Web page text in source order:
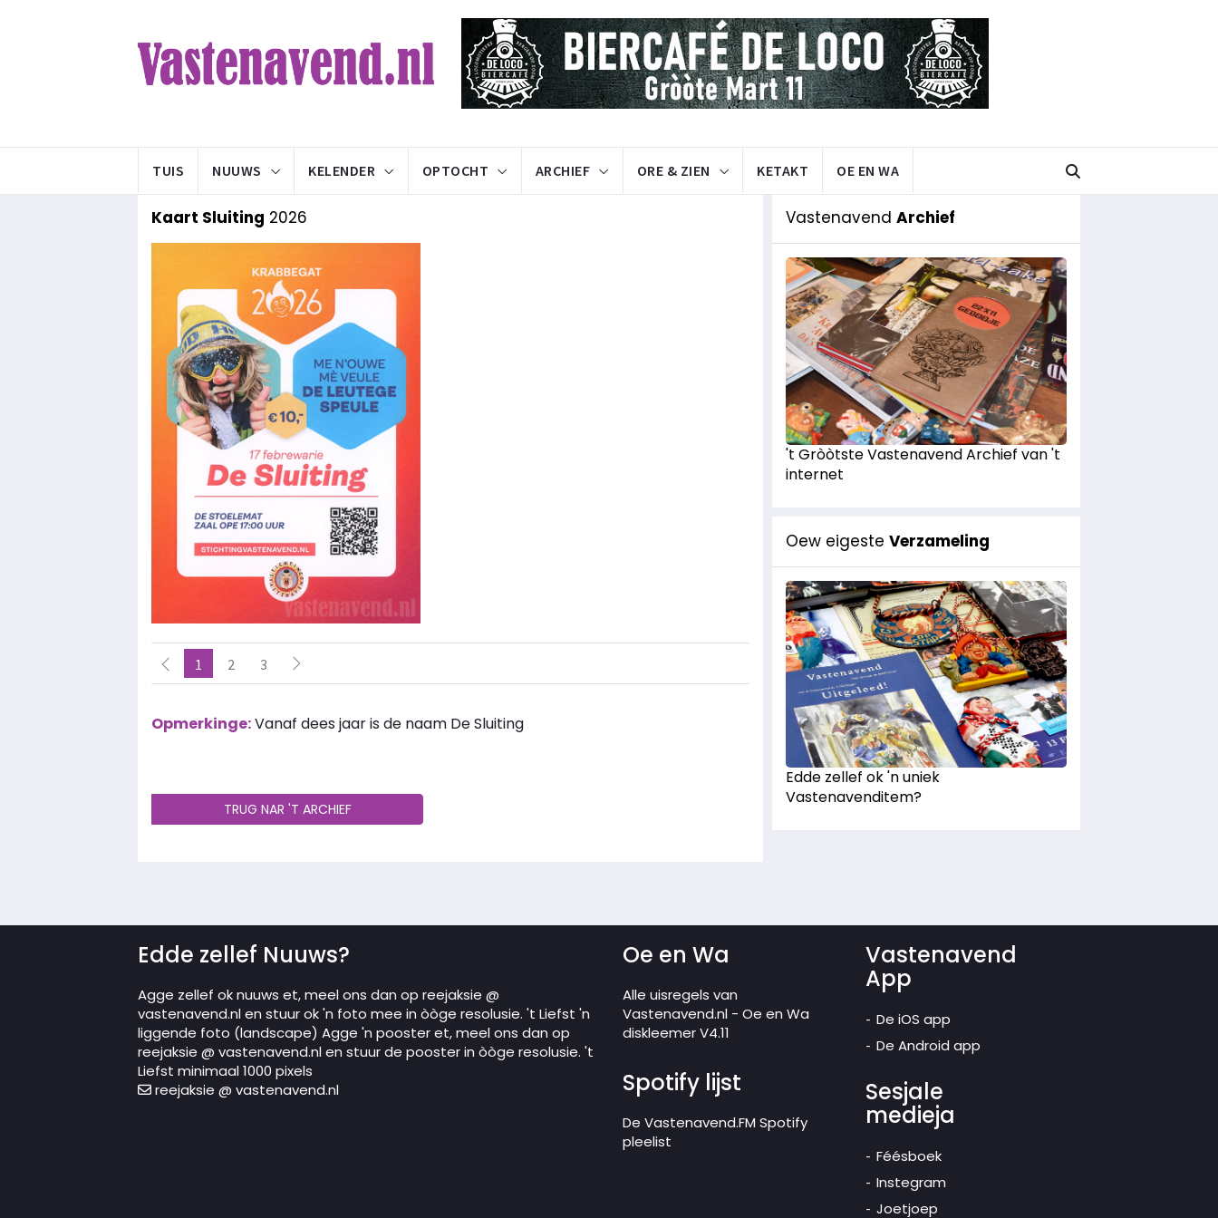
TUIS NUUWS KELENDER OPTOCHT ARCHIEF ORE & ZIEN KETAKT OE EN WA
Kaart Sluiting 2026
1 2 3
Opmerkinge:Vanaf dees jaar is de naam De Sluiting
TRUG NAR 'T ARCHIEF
Vastenavend Archief
't Gròòtste Vastenavend Archief van 't
internet
Oew eigeste Verzameling
Edde zellef ok 'n uniek
Vastenavenditem?
Edde zellef Nuuws?
Agge zellef ok nuuws et, meel ons dan op reejaksie @
vastenavend.nl en stuur ok 'n foto mee in òòge resolusie. 't Liefst 'n
liggende foto (landscape) Agge 'n pooster et, meel ons dan op
reejaksie @ vastenavend.nl en stuur de pooster in òòge resolusie. 't
Liefst minimaal 1000 pixels
reejaksie @ vastenavend.nl
Oe en Wa
Alle uisregels van
Vastenavend.nl - Oe en Wa
diskleemer V4.11
Spotify lijst
De Vastenavend.FM Spotify
pleelist
Vastenavend
App
De iOS app
De Android app
Sesjale
medieja
Féésboek
Instegram
Joetjoep